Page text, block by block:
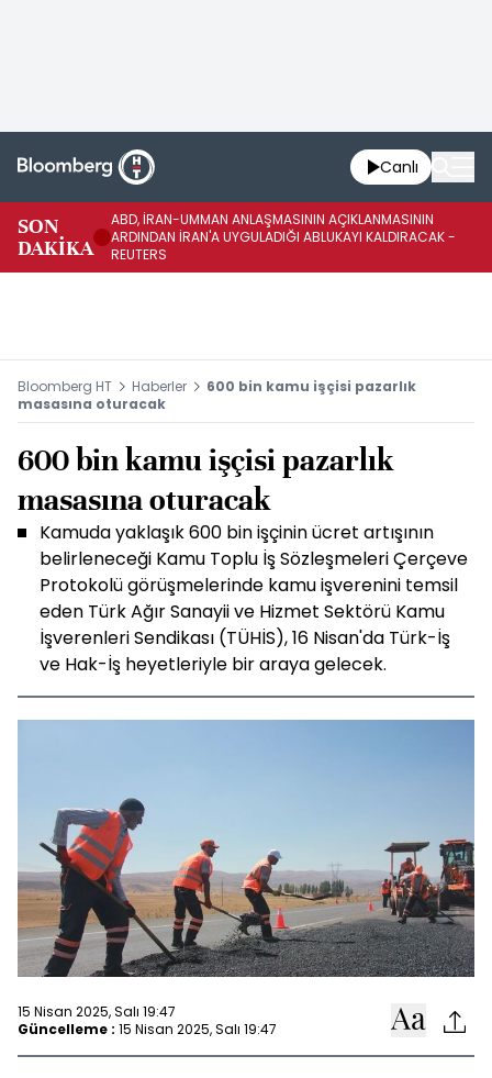
Canlı
SON
DAKİKA
ABD, İRAN-UMMAN ANLAŞMASININ AÇIKLANMASININ
ARDINDAN İRAN'A UYGULADIĞI ABLUKAYI KALDIRACAK -
REUTERS
Bloomberg HT Haberler
600 bin kamu işçisi pazarlık
masasına oturacak
600 bin kamu işçisi pazarlık
masasına oturacak
Kamuda yaklaşık 600 bin işçinin ücret artışının
belirleneceği Kamu Toplu İş Sözleşmeleri Çerçeve
Protokolü görüşmelerinde kamu işverenini temsil
eden Türk Ağır Sanayii ve Hizmet Sektörü Kamu
İşverenleri Sendikası (TÜHİS), 16 Nisan'da Türk-İş
ve Hak-İş heyetleriyle bir araya gelecek.
15 Nisan 2025, Salı 19:47
Güncelleme : 15 Nisan 2025, Salı 19:47